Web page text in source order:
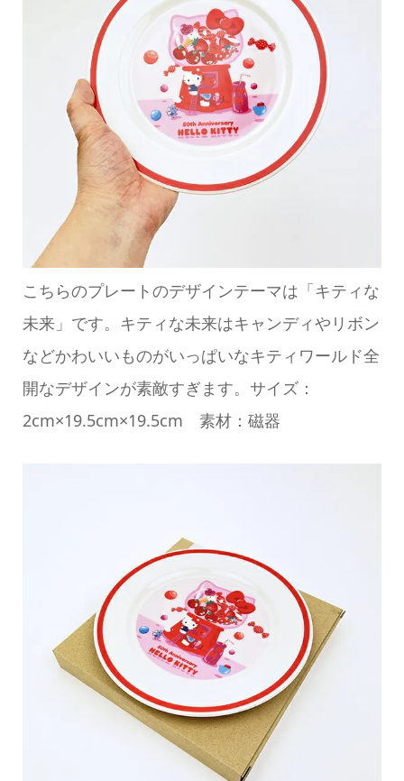
こちらのプレートのデザインテーマは「キティな
未来」です。キティな未来はキャンディやリボン
などかわいいものがいっぱいなキティワールド全
開なデザインが素敵すぎます。サイズ：
2cm×19.5cm×19.5cm 素材：磁器